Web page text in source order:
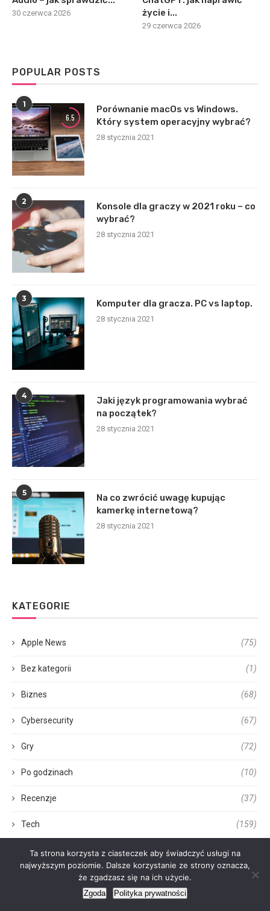
30 czerwca 2026
życie i...
29 czerwca 2026
POPULAR POSTS
1
6.5
Porównanie macOs vs Windows.
Który system operacyjny wybrać?
28 stycznia 2021
2
Konsole dla graczy w 2021 roku – co
wybrać?
28 stycznia 2021
3
Komputer dla gracza. PC vs laptop.
28 stycznia 2021
4
Jaki język programowania wybrać
na początek?
28 stycznia 2021
5
Na co zwrócić uwagę kupując
kamerkę internetową?
28 stycznia 2021
KATEGORIE
Apple News (75)
Bez kategorii (1)
Biznes (68)
Cybersecurity (67)
Gry (72)
Po godzinach (10)
Recenzje (37)
Tech (159)
Ta strona korzysta z ciasteczek aby świadczyć usługi na
najwyższym poziomie. Dalsze korzystanie ze strony oznacza,
że zgadzasz się na ich użycie.
Zgoda Polityka prywatności